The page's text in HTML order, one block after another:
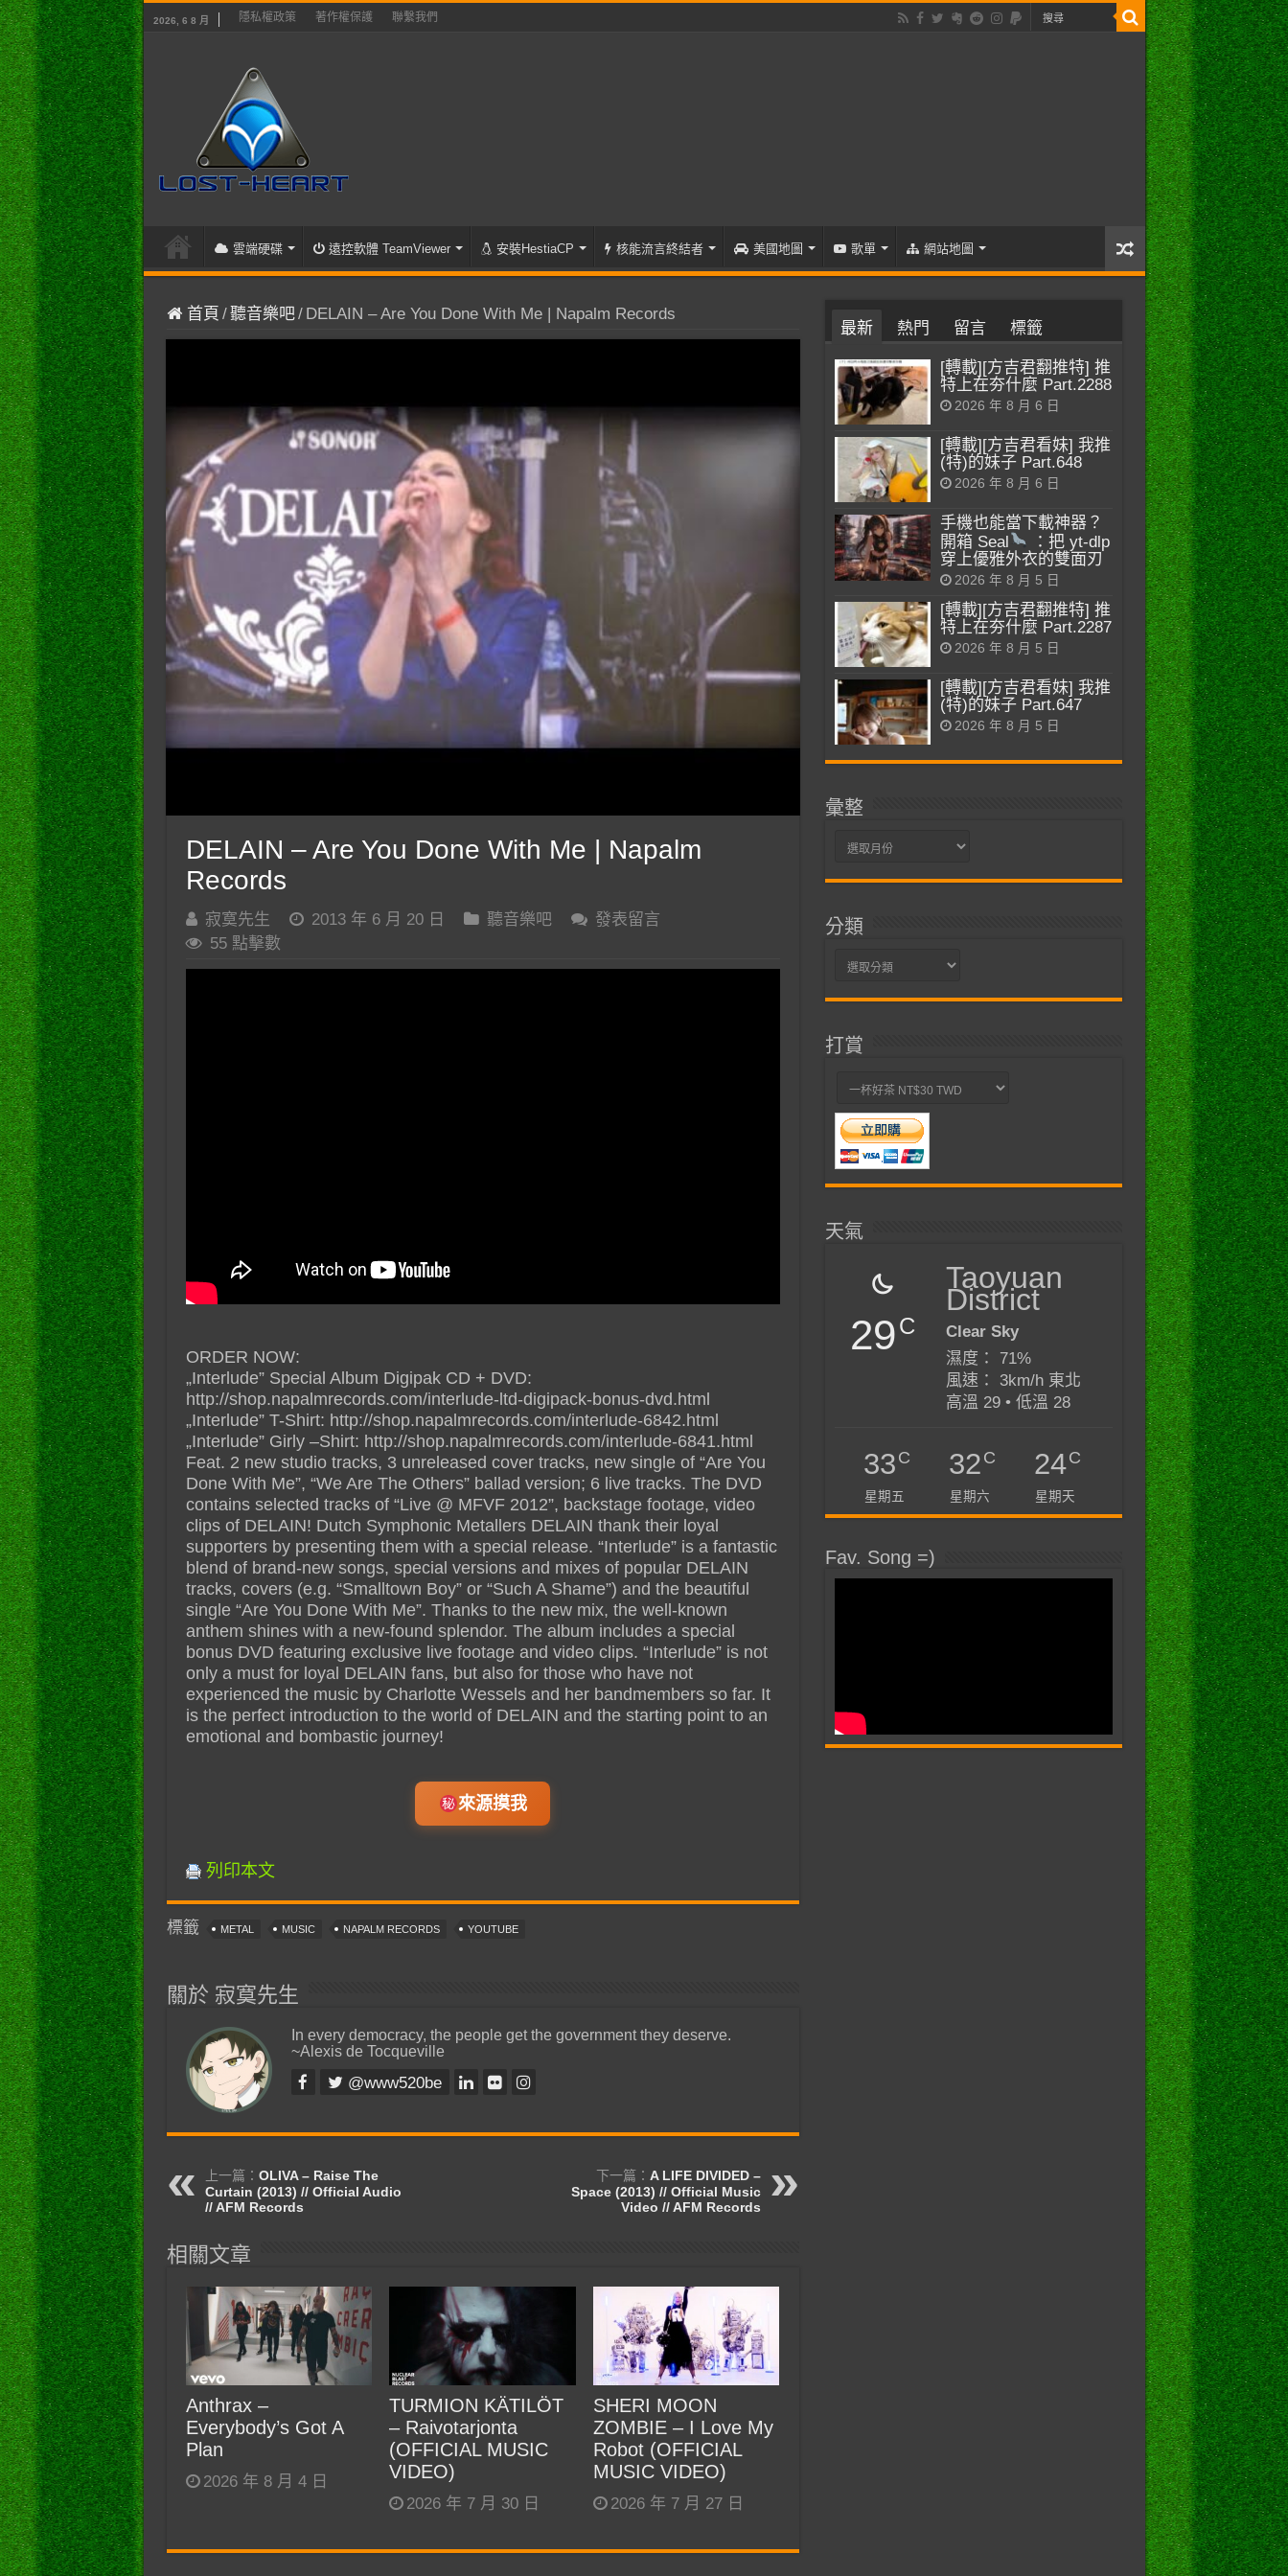
2026, 6 8 月 隱私權政策 著作權保護 聯繫我們
雲端硬碟 遠控軟體 TeamViewer 安裝HestiaCP 核能流言終結者 美國地圖 歌單 網站地圖
首頁 /聽音樂吧/ DELAIN – Are You Done With Me | Napalm Records
DELAIN – Are You Done With Me | Napalm
Records
寂寞先生 2013 年 6 月 20 日 聽音樂吧
發表留言
55 點擊數
ORDER NOW:
„Interlude” Special Album Digipak CD + DVD:
http://shop.napalmrecords.com/interlude-ltd-digipack-bonus-dvd.html
„Interlude” T-Shirt: http://shop.napalmrecords.com/interlude-6842.html
„Interlude” Girly –Shirt: http://shop.napalmrecords.com/interlude-6841.html
Feat. 2 new studio tracks, 3 unreleased cover tracks, new single of “Are You
Done With Me”, “We Are The Others” ballad version; 6 live tracks. The DVD
contains selected tracks of “Live @ MFVF 2012”, backstage footage, video
clips of DELAIN! Dutch Symphonic Metallers DELAIN thank their loyal
supporters by presenting them with a special release. “Interlude” is a fantastic
blend of brand-new songs, special versions and mixes of popular DELAIN
tracks, covers (e.g. “Smalltown Boy” or “Such A Shame”) and the beautiful
single “Are You Done With Me”. Thanks to the new mix, the well-known
anthem shines with a new-found splendor. The album includes a special
bonus DVD featuring exclusive live footage and video clips. “Interlude” is not
only a must for loyal DELAIN fans, but also for those who have not
experienced the music by Charlotte Wessels and her bandmembers so far. It
is the perfect introduction to the world of DELAIN and the starting point to an
emotional and bombastic journey!
來源摸我
列印本文
標籤 METAL MUSIC NAPALM RECORDS YOUTUBE
關於 寂寞先生
In every democracy, the people get the government they deserve.
~Alexis de Tocqueville
@www520be
上一篇： OLIVA – Raise The
Curtain (2013) // Official Audio
// AFM Records
下一篇： A LIFE DIVIDED –
Space (2013) // Official Music
Video // AFM Records
相關文章
Anthrax –
Everybody’s Got A
Plan
2026 年 8 月 4 日
TURMION KÄTILÖT
– Raivotarjonta
(OFFICIAL MUSIC
VIDEO)
2026 年 7 月 30 日
SHERI MOON
ZOMBIE – I Love My
Robot (OFFICIAL
MUSIC VIDEO)
2026 年 7 月 27 日
最新 熱門 留言 標籤
[轉載][方吉君翻推特] 推
特上在夯什麼 Part.2288
2026 年 8 月 6 日
[轉載][方吉君看妹] 我推
(特)的妹子 Part.648
2026 年 8 月 6 日
手機也能當下載神器？
開箱 Seal
：把 yt-dlp
穿上優雅外衣的雙面刃
2026 年 8 月 5 日
[轉載][方吉君翻推特] 推
特上在夯什麼 Part.2287
2026 年 8 月 5 日
[轉載][方吉君看妹] 我推
(特)的妹子 Part.647
2026 年 8 月 5 日
彙整
彙
分類
分
打賞
天氣
29C
Taoyuan
District
Clear Sky
濕度： 71%
風速： 3km/h 東北
高溫 29 • 低溫 28
33C
星期五
32C
星期六
24C
星期天
Fav. Song =)